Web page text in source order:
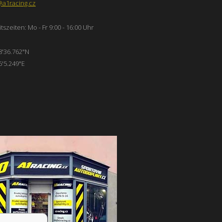
Mo - Fr 9:00 - 16:00 Uhr